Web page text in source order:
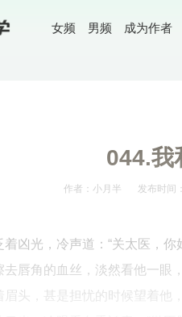
女频 男频 成为作者
044.我
作者：小月半 发布时间
着凶光，冷声道：“关太医，你
去唇角的血丝，淡然看他一眼
眉头，甚是担忧的时候望着